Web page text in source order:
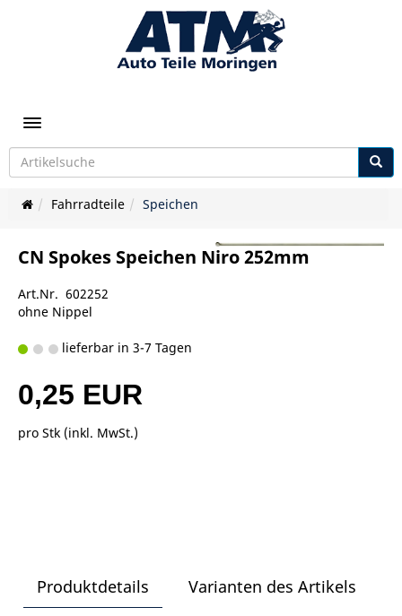
Toggle navigation
Fahrradteile Speichen
CN Spokes Speichen Niro 252mm
Art.Nr. 602252
ohne Nippel
lieferbar in 3-7 Tagen
0,25 EUR
pro Stk (inkl. MwSt.)
Produktdetails
Varianten des Artikels